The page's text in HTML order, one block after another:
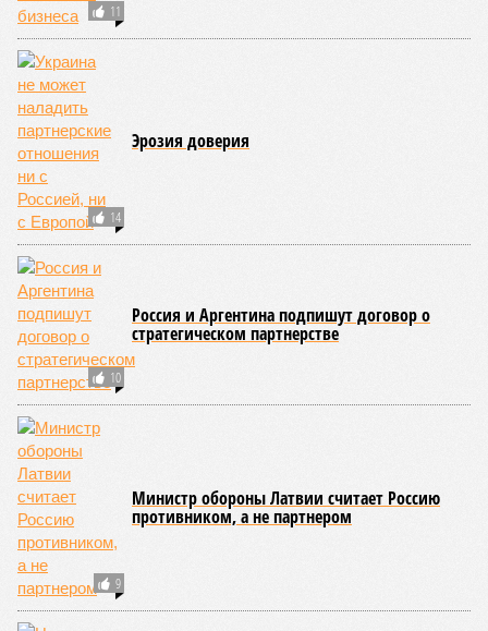
11
14
Эрозия доверия
10
Россия и Аргентина подпишут договор о
стратегическом партнерстве
9
Министр обороны Латвии считает Россию
противником, а не партнером